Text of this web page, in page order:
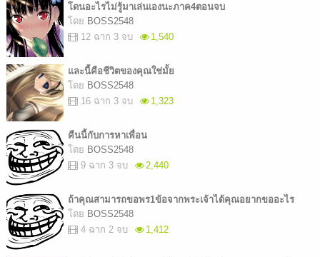
โดนอะไรไม่รู้มาเล่นเองนะภาค4ตอนจบ
โดย BOSS2548
12 ฉาก 3 จบ
1,540
และนี้คือชีวิตของคุณใช่มั้ย
โดย BOSS2548
16 ฉาก 3 จบ
1,323
คืนนี้กับการหาเพื่อน
โดย BOSS2548
9 ฉาก 3 จบ
2,440
ถ้าคุณสามารถขอพร1ข้อจากพระเจ้าได้คุณอยากขออะไร
โดย BOSS2548
4 ฉาก 2 จบ
1,412